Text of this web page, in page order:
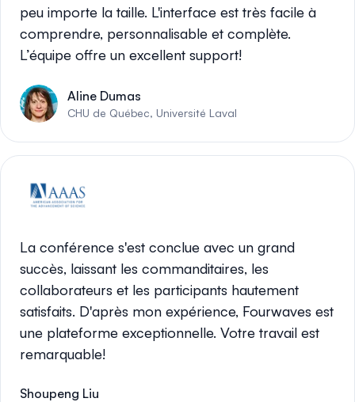
peu importe la taille. L'interface est très facile à
comprendre, personnalisable et complète.
L’équipe offre un excellent support!
Aline Dumas
CHU de Québec, Université Laval
La conférence s'est conclue avec un grand
succès, laissant les commanditaires, les
collaborateurs et les participants hautement
satisfaits. D'après mon expérience, Fourwaves est
une plateforme exceptionnelle. Votre travail est
remarquable!
Shoupeng Liu